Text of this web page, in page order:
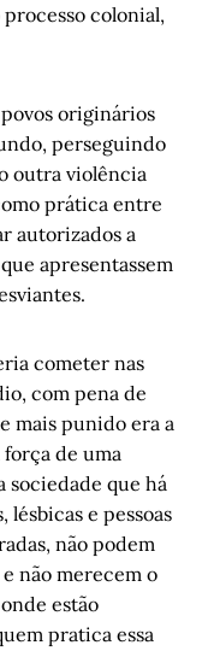
colonial,
originários
perseguindo
outra violência
prática entre
autorizados a
apresentassem
cometer nas
com pena de
mais punido era a
força de uma
sociedade que há
lésbicas e pessoas
não podem
não merecem o
estão
pratica essa